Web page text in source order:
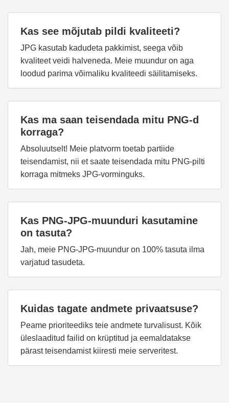
Kas see mõjutab pildi kvaliteeti?
JPG kasutab kadudeta pakkimist, seega võib
kvaliteet veidi halveneda. Meie muundur on aga
loodud parima võimaliku kvaliteedi säilitamiseks.
Kas ma saan teisendada mitu PNG-d
korraga?
Absoluutselt! Meie platvorm toetab partiide
teisendamist, nii et saate teisendada mitu PNG-pilti
korraga mitmeks JPG-vorminguks.
Kas PNG-JPG-muunduri kasutamine
on tasuta?
Jah, meie PNG-JPG-muundur on 100% tasuta ilma
varjatud tasudeta.
Kuidas tagate andmete privaatsuse?
Peame prioriteediks teie andmete turvalisust. Kõik
üleslaaditud failid on krüptitud ja eemaldatakse
pärast teisendamist kiiresti meie serveritest.